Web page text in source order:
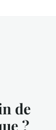
de
?